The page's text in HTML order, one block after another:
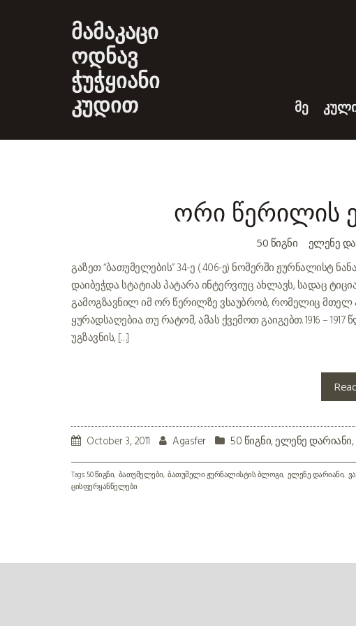
მამაკაცი
ოდნავ
ჭუჭყიანი
კუდით
ᲛᲔ
ორი წერილის
50 ᲬᲘᲒᲜᲘ ᲔᲚᲔᲜᲔ
გაზეთ “ბათუმელების” 34-ე ( 406-ე) ნომერში ჟურნალისტ
დაიბეჭდა. სტატიას პატარა ინტერვიუც ახლავს, სადაც
გამოგზავნილ იმ ორ წერილზე ვსაუბრობ, რომელიც მთელ
ყურადსაღებია. თუ რატომ, ამას ქვემოთ გაიგებთ. 1916 –
უგზავნის, […]
October 3, 2011 Agasfer 50 წიგნი,ელენე დარიანი,
Tags:50 წიგნი ბათუმელები ბათუმელი ჟურნალისტის ბლოგი ელენე დარიანი
ცისფერყანწელები